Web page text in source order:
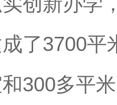
了3700平
300多平